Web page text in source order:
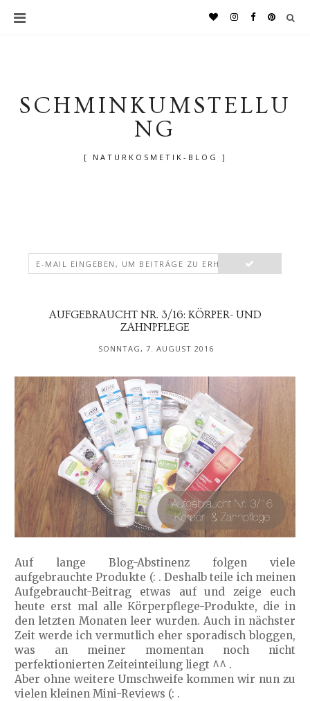
SCHMINKUMSTELLU
NG
[ NATURKOSMETIK-BLOG ]
AUFGEBRAUCHT NR. 3/16: KÖRPER- UND
ZAHNPFLEGE
SONNTAG, 7. AUGUST 2016
Auf lange Blog-Abstinenz folgen viele
aufgebrauchte Produkte (: . Deshalb teile ich meinen
Aufgebraucht-Beitrag etwas auf und zeige euch
heute erst mal alle Körperpflege-Produkte, die in
den letzten Monaten leer wurden. Auch in nächster
Zeit werde ich vermutlich eher sporadisch bloggen,
was an meiner momentan noch nicht
perfektionierten Zeiteinteilung liegt ^^ .
Aber ohne weitere Umschweife kommen wir nun zu
vielen kleinen Mini-Reviews (: .